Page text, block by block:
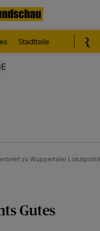
Stadtteile
zu Wuppertaler
Gutes